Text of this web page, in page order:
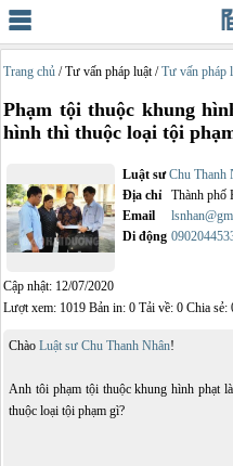
Trang chủ / Tư vấn pháp luật /Tư vấn pháp
Phạm tội thuộc khung
hình thì thuộc loại tội
Luật sư Chu Thanh
Địa chỉ
Thành phố
Email
Di động
Cập nhật: 12/07/2020
Lượt xem: 1019 Bản in: 0 Tải về: 0 Chia sẻ:
Chào Luật sư Chu Thanh Nhân!
Anh tôi phạm tội thuộc khung hình phạt
thuộc loại tội phạm gì?